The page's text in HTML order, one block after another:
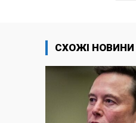
СХОЖІ НОВИНИ